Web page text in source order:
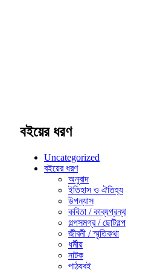
বইয়ের ধরণ
Uncategorized
বইয়ের ধরণ
অনুবাদ
ইতিহাস ও ঐতিহ্য
উপন্যাস
কবিতা / কাব্যগ্রন্থ
গল্পসমগ্র / ছোটগল্প
জীবনী / স্মৃতিকথা
ধর্মীয়
নাটক
পাঠ্যবই